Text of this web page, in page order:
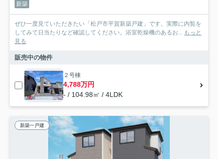
新築
ぜひ一度見ていただきたい「松戸市平賀新築戸建」です。実際に内覧を
してみて日当たりなど確認してください。浴室乾燥機のあるお... もっと
見る
販売中の物件
２号棟
4,788万円
- / 104.98㎡ / 4LDK
新築一戸建